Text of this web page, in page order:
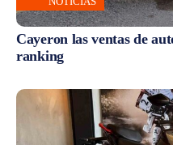
Cayeron las ventas de
ranking